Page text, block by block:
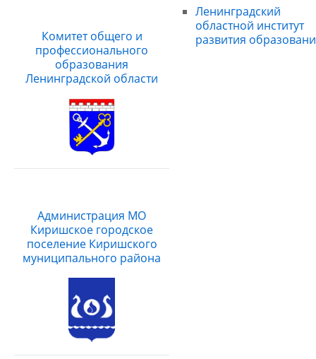
Комитет общего и
профессионального
образования
Ленинградской области
Администрация МО
Киришское городское
поселение Киришского
муниципального района
Ленинградский
областной институт
развития